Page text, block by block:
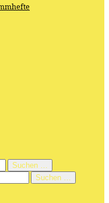
Suchen …
Suchen …